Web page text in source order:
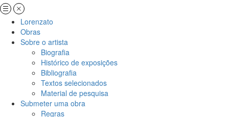
Lorenzato
Obras
Sobre o artista
Biografia
Histórico de exposições
Bibliografia
Textos selecionados
Material de pesquisa
Submeter uma obra
Regras